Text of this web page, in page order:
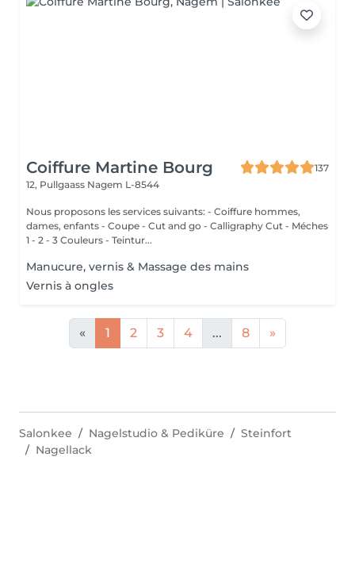
Coiffure Martine Bourg
137
12, Pullgaass Nagem L-8544
Nous proposons les services suivants: - Coiffure hommes,
dames, enfants - Coupe - Cut and go - Calligraphy Cut - Méches
1 - 2 - 3 Couleurs - Teintur...
Manucure, vernis & Massage des mains
Vernis à ongles
« 1 2 3 4 ... 8 »
Salonkee Nagelstudio & Pediküre
Steinfort
Nagellack